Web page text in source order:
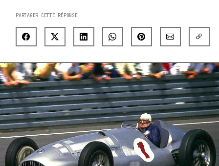
PARTAGER CETTE RÉPONSE